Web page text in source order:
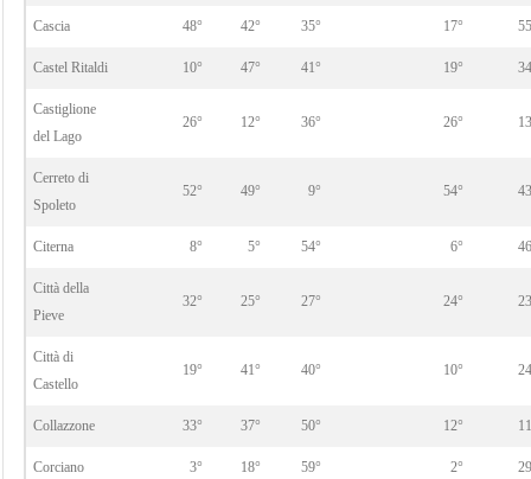
Cascia 48° 42° 35° 17°
Castel Ritaldi 10° 47° 41° 19°
Castiglione
del Lago
26° 12° 36° 26°
Cerreto di
Spoleto
52° 49° 9° 54°
Citerna 8° 5° 54° 6°
Città della
Pieve
32° 25° 27° 24°
Città di
Castello
19° 41° 40° 10°
Collazzone 33° 37° 50° 12°
Corciano 3° 18° 59° 2°